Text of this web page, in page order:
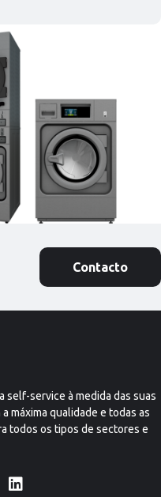
Contacto
self-service à medida das suas
máxima qualidade e todas as
todos os tipos de sectores e